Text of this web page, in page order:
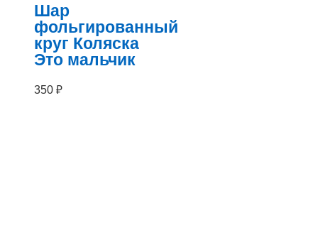
Шар
фольгированный
круг Коляска
Это мальчик
350 ₽